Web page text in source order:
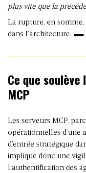
plus vite que la
La rupture, en somme,
dans l’architecture.
Ce que
MCP
Les serveurs MCP,
opérationnelles d’une
d’entrée stratégique
implique donc une
l’authentification des